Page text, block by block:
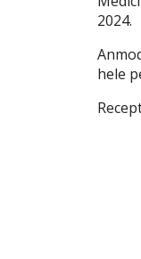
2024.
hele